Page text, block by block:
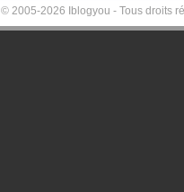
© 2005-2026 Iblogyou - Tous droits